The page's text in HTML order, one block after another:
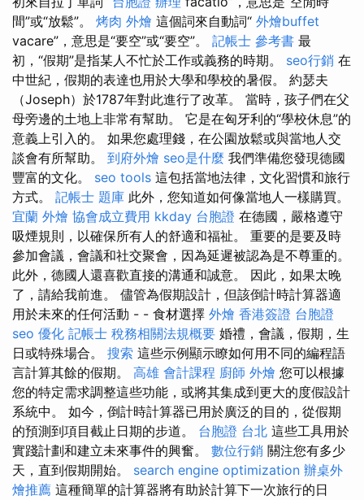
間”或“放鬆”。 烤肉 外燴 這個詞來自動詞“ 外燴buffet
vacare”，意思是“要空”或“要空”。 記帳士 參考書 最
初，“假期”是指某人不忙於工作或義務的時期。 seo行銷 在
中世紀，假期的表達也用於大學和學校的暑假。 約瑟夫
（Joseph）於1787年對此進行了改革。 當時，孩子們在父
母旁邊的土地上非常有幫助。 它是在匈牙利的“學校休息”的
意義上引入的。 如果您處理錢，在公園放鬆或與當地人交
談會有所幫助。 到府外燴 seo是什麼 我們準備您發現德國
豐富的文化。 seo tools 這包括當地法律，文化習慣和旅行
方式。 記帳士 題庫 此外，您知道如何像當地人一樣購買。
宜蘭 外燴 協會成立費用 kkday 台胞證 在德國，嚴格遵守
吸煙規則，以確保所有人的舒適和福祉。 重要的是要及時
參加會議，會議和社交聚會，因為延遲被認為是不尊重的。
此外，德國人還喜歡直接的溝通和誠意。 因此，如果太晚
了，請給我前進。 儘管為假期設計，但該倒計時計算器適
用於未來的任何活動 - - 食材選擇 外燴 香港簽證 台胞證
seo 優化 記帳士 稅務相關法規概要 婚禮，會議，假期，生
日或特殊場合。 搜索 這些示例顯示瞭如何用不同的編程語
言計算其餘的假期。 高雄 會計課程 廚師 外燴 您可以根據
您的特定需求調整這些功能，或將其集成到更大的度假設計
系統中。 如今，倒計時計算器已用於廣泛的目的，從假期
的預測到項目截止日期的步道。 台胞證 台北 這些工具用於
實踐計劃和建立未來事件的興奮。 數位行銷 關注您有多少
天，直到假期開始。 search engine optimization 辦桌外
燴推薦 這種簡單的計算器將有助於計算下一次旅行的日